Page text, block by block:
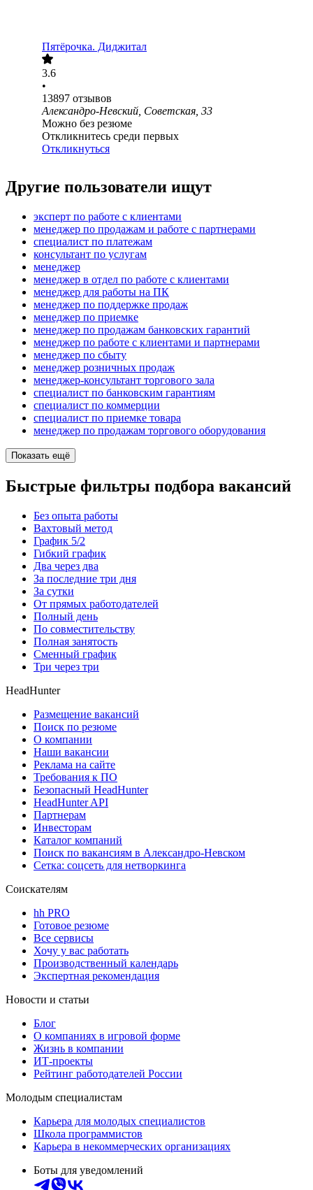
Пятёрочка. Диджитал
3.6
•
13897 отзывов
Александро-Невский, Советская, 33
Можно без резюме
Откликнитесь среди первых
Откликнуться
Другие пользователи ищут
эксперт по работе с клиентами
менеджер по продажам и работе с партнерами
специалист по платежам
консультант по услугам
менеджер
менеджер в отдел по работе с клиентами
менеджер для работы на ПК
менеджер по поддержке продаж
менеджер по приемке
менеджер по продажам банковских гарантий
менеджер по работе с клиентами и партнерами
менеджер по сбыту
менеджер розничных продаж
менеджер-консультант торгового зала
специалист по банковским гарантиям
специалист по коммерции
специалист по приемке товара
менеджер по продажам торгового оборудования
Показать ещё
Быстрые фильтры подбора вакансий
Без опыта работы
Вахтовый метод
График 5/2
Гибкий график
Два через два
За последние три дня
За сутки
От прямых работодателей
Полный день
По совместительству
Полная занятость
Сменный график
Три через три
HeadHunter
Размещение вакансий
Поиск по резюме
О компании
Наши вакансии
Реклама на сайте
Требования к ПО
Безопасный HeadHunter
HeadHunter API
Партнерам
Инвесторам
Каталог компаний
Поиск по вакансиям в Александро-Невском
Сетка: соцсеть для нетворкинга
Соискателям
hh PRO
Готовое резюме
Все сервисы
Хочу у вас работать
Производственный календарь
Экспертная рекомендация
Новости и статьи
Блог
О компаниях в игровой форме
Жизнь в компании
ИТ-проекты
Рейтинг работодателей России
Молодым специалистам
Карьера для молодых специалистов
Школа программистов
Карьера в некоммерческих организациях
Боты для уведомлений